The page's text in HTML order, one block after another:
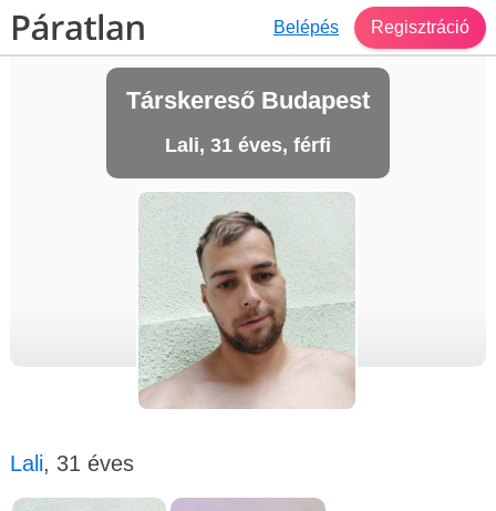
Belépés Regisztráció
Társkereső Budapest
Lali, 31 éves, férfi
Lali, 31 éves